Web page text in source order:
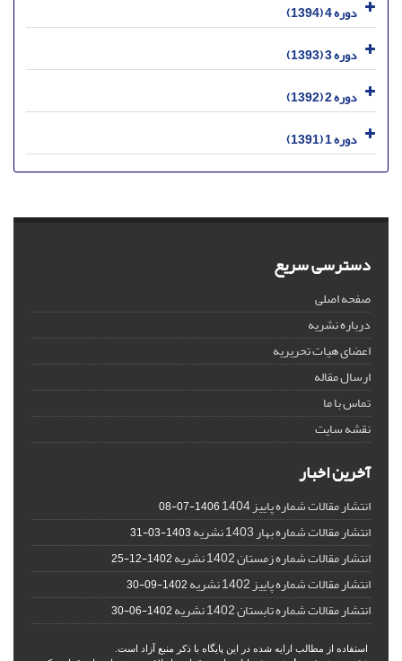
دوره 4 (1394)
دوره 3 (1393)
دوره 2 (1392)
دوره 1 (1391)
دسترسی سریع
صفحه اصلی
درباره نشریه
اعضای هیات تحریریه
ارسال مقاله
تماس با ما
نقشه سایت
آخرین اخبار
انتشار مقالات شماره پاییز 1404 1406-07-08
انتشار مقالات شماره بهار 1403 نشریه 1403-03-31
انتشار مقالات شماره زمستان 1402 نشریه 1402-12-25
انتشار مقالات شماره پاییز 1402 نشریه 1402-09-30
انتشار مقالات شماره تابستان 1402 نشریه 1402-06-30
استفاده از مطالب ارایه شده در این پایگاه با ذکر منبع آزاد است.